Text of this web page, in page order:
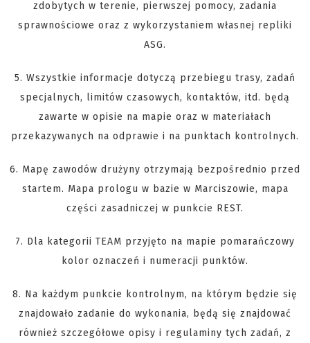
zdobytych w terenie, pierwszej pomocy, zadania
sprawnościowe oraz z wykorzystaniem własnej repliki
ASG.
5. Wszystkie informacje dotyczą przebiegu trasy, zadań
specjalnych, limitów czasowych, kontaktów, itd. będą
zawarte w opisie na mapie oraz w materiałach
przekazywanych na odprawie i na punktach kontrolnych.
6. Mapę zawodów drużyny otrzymają bezpośrednio przed
startem. Mapa prologu w bazie w Marciszowie, mapa
części zasadniczej w punkcie REST.
7. Dla kategorii TEAM przyjęto na mapie pomarańczowy
kolor oznaczeń i numeracji punktów.
8. Na każdym punkcie kontrolnym, na którym będzie się
znajdowało zadanie do wykonania, będą się znajdować
również szczegółowe opisy i regulaminy tych zadań, z